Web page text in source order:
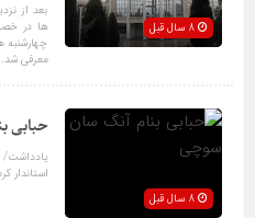
بعد از
ها در
معرفی شد.
حبابی
استاندار